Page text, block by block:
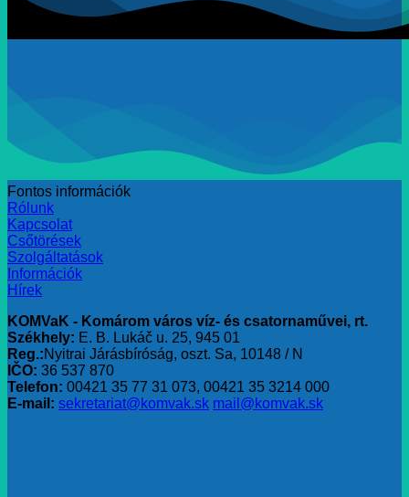
Fontos információk
Rólunk
Kapcsolat
Csőtörések
Szolgáltatások
Információk
Hírek
KOMVaK - Komárom város víz- és csatornaművei, rt.
Székhely: E. B. Lukáč u. 25, 945 01
Reg.:Nyitrai Járásbíróság, oszt. Sa, 10148 / N
IČO: 36 537 870
Telefon: 00421 35 77 31 073, 00421 35 3214 000
E-mail: sekretariat@komvak.sk mail@komvak.sk